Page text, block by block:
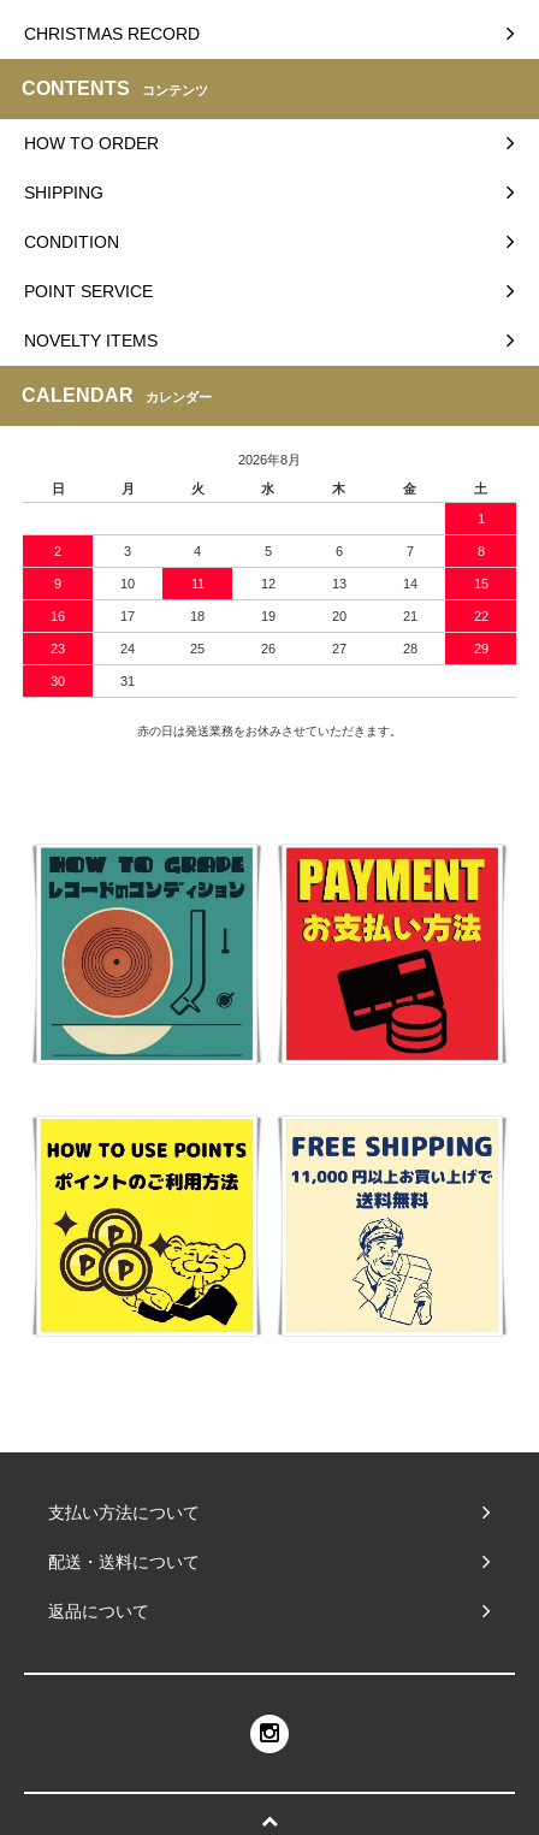
CHRISTMAS RECORD
CONTENTS コンテンツ
HOW TO ORDER
SHIPPING
CONDITION
POINT SERVICE
NOVELTY ITEMS
CALENDAR カレンダー
2026年8月
日
月 火 水 木 金 土
1
2 3 4 5 6 7 8
9 10 11 12 13 14 15
16 17 18 19 20 21 22
23 24 25 26 27 28 29
30 31
赤の日は発送業務をお休みさせていただきます。
支払い方法について
配送・送料について
返品について